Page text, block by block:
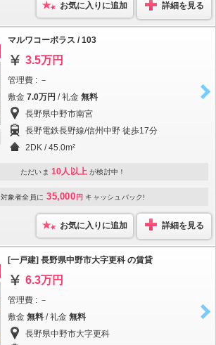
お気に入りに追加 詳細を見る
マルワコーポラス / 103
3.5万円
管理費 : －
敷金 7.0万円 / 礼金 無料
長野県中野市南宮
長野電鉄長野線/信州中野 徒歩17分
2DK / 45.0m²
ただいま 10人以上 が検討中！
対象者全員に 35,000 円 キャッシュバック!
お気に入りに追加 詳細を見る
[一戸建] 長野県中野市大字更科 の賃貸
6.3万円
管理費 : －
敷金 無料 / 礼金 無料
長野県中野市大字更科